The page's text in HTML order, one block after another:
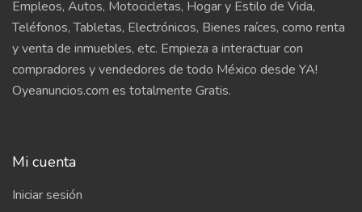
Empleos, Autos, Motocicletas, Hogar y Estilo de Vida,
Teléfonos, Tabletas, Electrónicos, Bienes raíces, como renta
y venta de inmuebles, etc. Empieza a interactuar con
compradores y vendedores de todo México desde YA!
Oyeanuncios.com es totalmente Gratis.
Mi cuenta
Iniciar sesión